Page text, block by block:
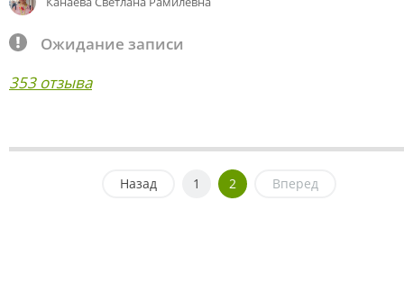
Ожидание записи
353 отзыва
Назад 1 2 Вперед